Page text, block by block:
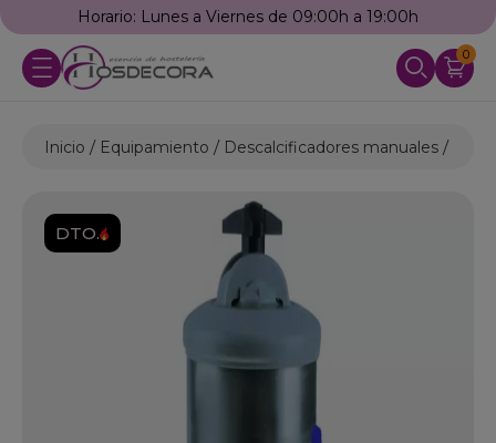
Horario: Lunes a Viernes de 09:00h a 19:00h
0
Inicio Equipamiento Descalcificadores manuales
DTO.